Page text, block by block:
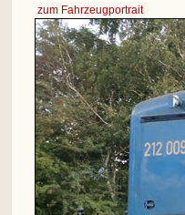
zum Fahrzeugportrait